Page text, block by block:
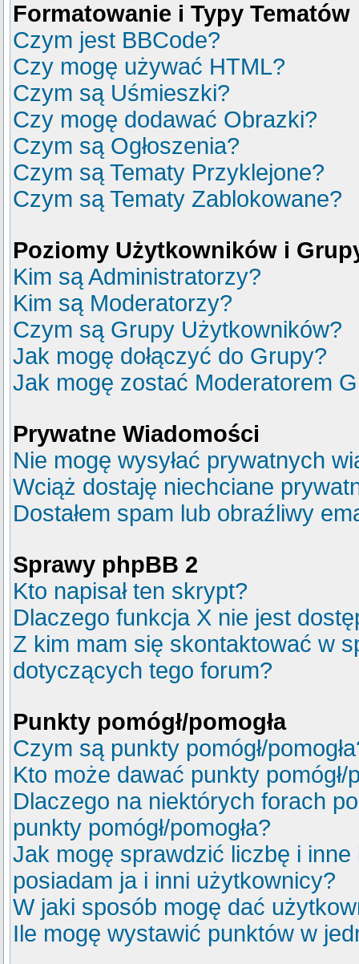
Formatowanie i Typy Tematów
Czym jest BBCode?
Czy mogę używać HTML?
Czym są Uśmieszki?
Czy mogę dodawać Obrazki?
Czym są Ogłoszenia?
Czym są Tematy Przyklejone?
Czym są Tematy Zablokowane?
Poziomy Użytkowników i
Kim są Administratorzy?
Kim są Moderatorzy?
Czym są Grupy Użytkowników?
Jak mogę dołączyć do Grupy?
Jak mogę zostać Moderatorem
Prywatne Wiadomości
Nie mogę wysyłać prywatnych
Wciąż dostaję niechciane
Dostałem spam lub obraźliwy
Sprawy phpBB 2
Kto napisał ten skrypt?
Dlaczego funkcja X nie jest
Z kim mam się skontaktować w
dotyczących tego forum?
Punkty pomógł/pomogła
Czym są punkty pomógł/
Kto może dawać punkty pomógł/
Dlaczego na niektórych forach
punkty pomógł/pomogła?
Jak mogę sprawdzić liczbę i
posiadam ja i inni użytkownicy?
W jaki sposób mogę dać
Ile mogę wystawić punktów w